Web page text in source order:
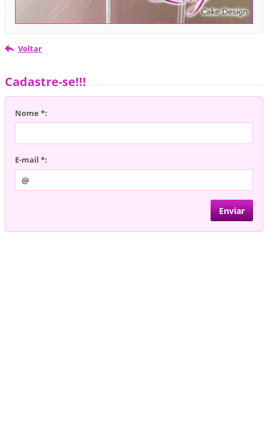
Voltar
Cadastre-se!!!
Nome *:
E-mail *: